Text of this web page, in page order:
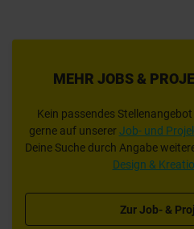
MEHR JOBS &
Kein passendes
gerne auf unsererJob- und
Deine Suche durch Angabe
Design &
Zur Job- &